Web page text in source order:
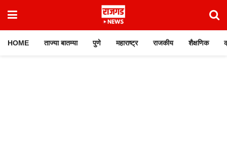
HOME ताज्या बातम्या पुणे महाराष्ट्र राजकीय शैक्षणिक